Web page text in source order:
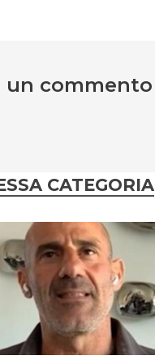
un commento
CATEGORIA